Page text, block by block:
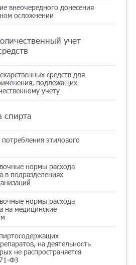
внеочередного донесения
осложнении
учет
средств для
подлежащих
учету
спирта
этилового
нормы расхода
в подразделениях
нормы расхода
на медицинские
на деятельность
не распространяется
ФЗ